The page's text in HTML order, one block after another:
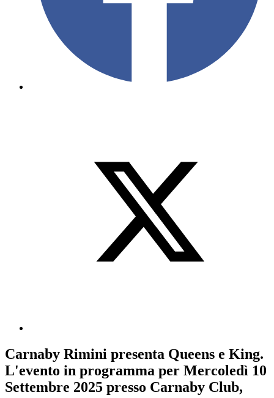
Carnaby Rimini presenta Queens e King.
L'evento in programma per Mercoledì 10
Settembre 2025 presso Carnaby Club,